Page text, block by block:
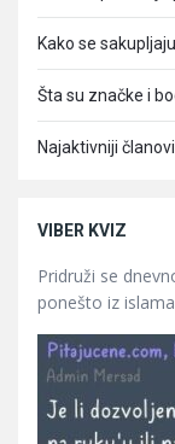
Kako se
Šta su značke i
Najaktivniji članovi
VIBER KVIZ
Pridruži se
ponešto iz